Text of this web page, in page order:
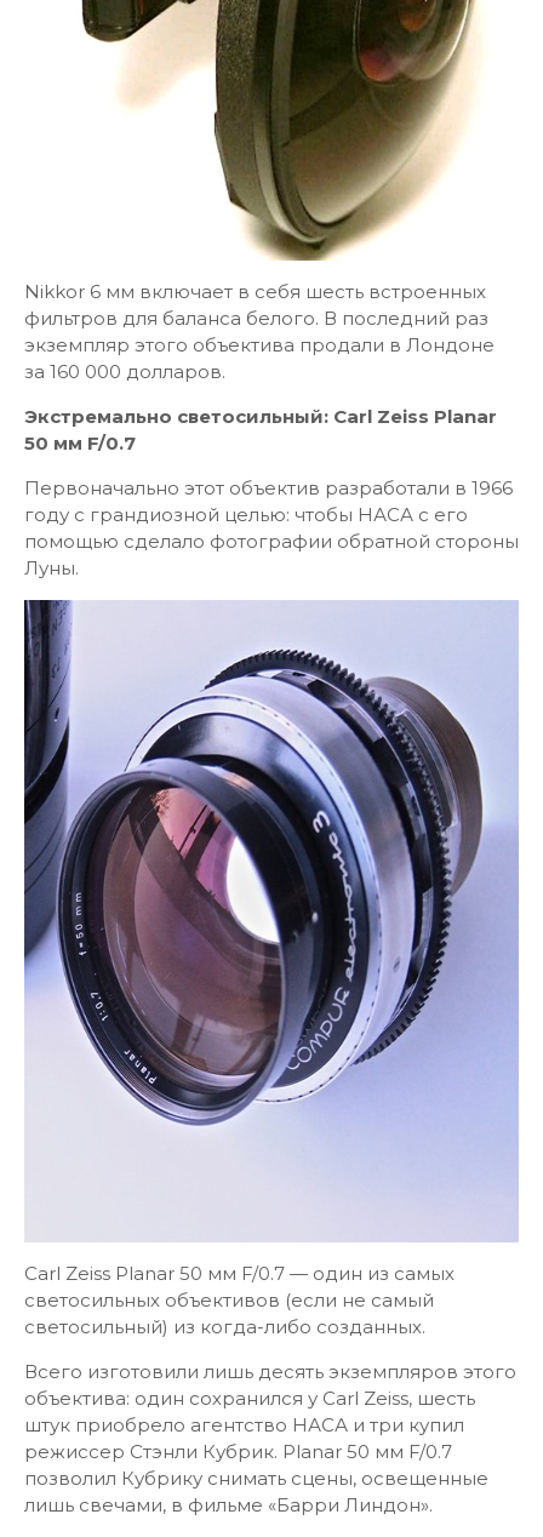
Nikkor 6 мм включает в себя шесть встроенных
фильтров для баланса белого. В последний раз
экземпляр этого объектива продали в Лондоне
за 160 000 долларов.
Экстремально светосильный: Carl Zeiss Planar
50 мм F/0.7
Первоначально этот объектив разработали в 1966
году с грандиозной целью: чтобы НАСА с его
помощью сделало фотографии обратной стороны
Луны.
Carl Zeiss Planar 50 мм F/0.7 — один из самых
светосильных объективов (если не самый
светосильный) из когда-либо созданных.
Всего изготовили лишь десять экземпляров этого
объектива: один сохранился у Carl Zeiss, шесть
штук приобрело агентство НАСА и три купил
режиссер Стэнли Кубрик. Planar 50 мм F/0.7
позволил Кубрику снимать сцены, освещенные
лишь свечами, в фильме «Барри Линдон».